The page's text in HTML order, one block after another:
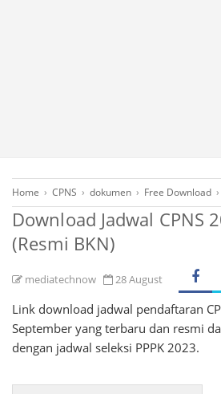
Home › CPNS › dokumen › Free Download ›
Download Jadwal CPNS
(Resmi BKN)
mediatechnow 28 August
Link download jadwal pendaftaran
September yang terbaru dan resmi
dengan jadwal seleksi PPPK 2023.